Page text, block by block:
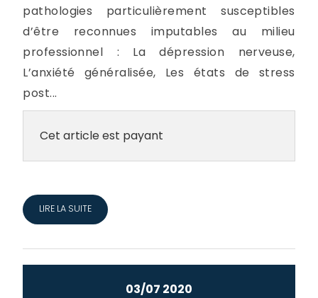
pathologies particulièrement susceptibles
d’être reconnues imputables au milieu
professionnel : La dépression nerveuse,
L’anxiété généralisée, Les états de stress
post...
Cet article est payant
LIRE LA SUITE
03/07 2020